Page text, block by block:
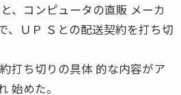
、コンピュータの直販 メーカ
、ＵＰ Ｓとの配送契約を打ち切
打ち切りの具体 的な内容がア
始めた。